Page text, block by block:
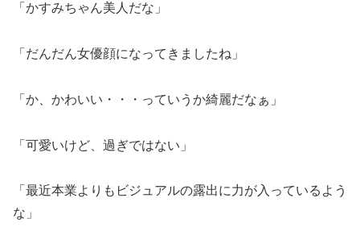
「かすみちゃん美人だな」
「だんだん女優顔になってきましたね」
「か、かわいい・・・っていうか綺麗だなぁ」
「可愛いけど、過ぎではない」
「最近本業よりもビジュアルの露出に力が入っているよう
な」